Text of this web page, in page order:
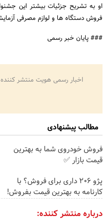
او به تشریح جزئیات بیشتر این
فروش دستگاه ها و لوازم مصرفی
### پایان خبر رسمی
اخبار رسمی هویت منتشر
مطالب پیشنهادی
فروش خودروی شما به بهترین
قیمت بازار ✅
پژو 206 داری برای فروش؟ با
کارنامه به بهترین قیمت بفروش!
درباره منتشر کننده: